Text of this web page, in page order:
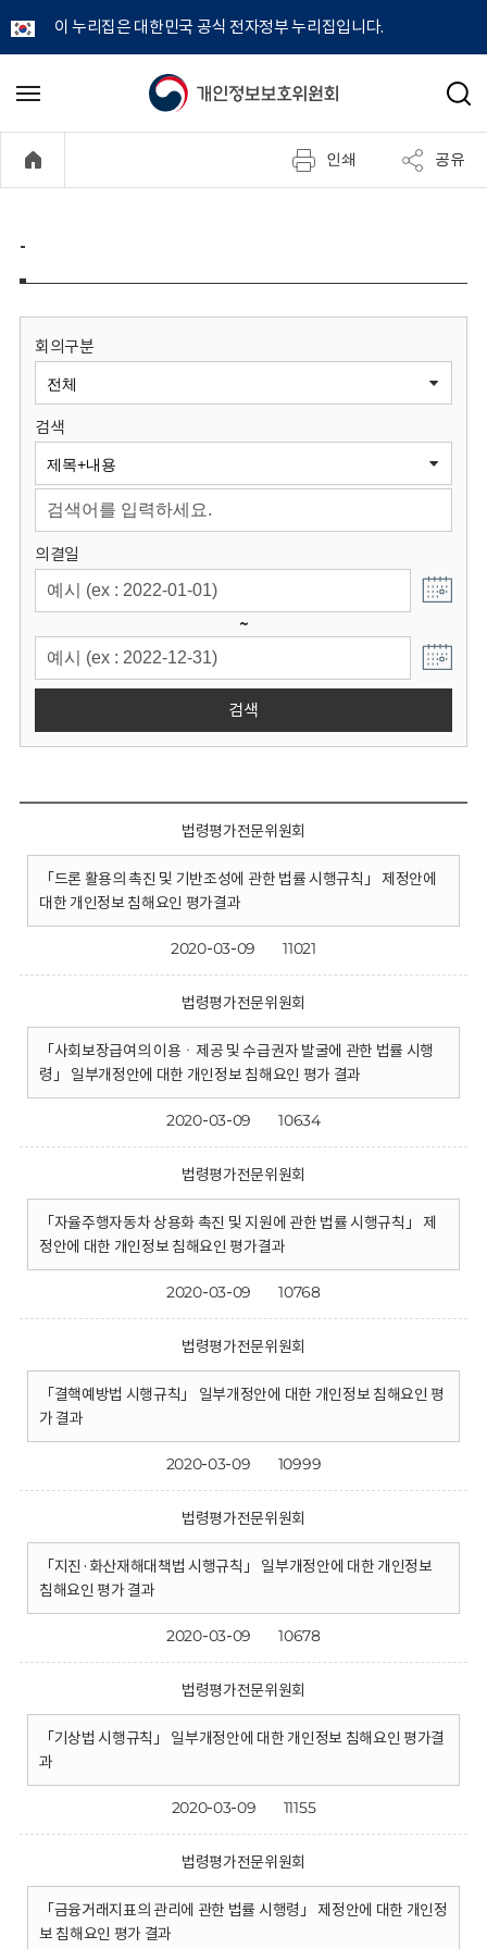
이 누리집은 대한민국 공식 전자정부 누리집입니다.
개
정
보
원
회
메
기
검
인쇄 공유
-
회의구분
검색
의결일
~
검색
법령평가전문위원회
「드론 활용의 촉진 및 기반조성에 관한 법률 시행규칙」 제정안에
대한 개인정보 침해요인 평가결과
2020-03-09 11021
법령평가전문위원회
「사회보장급여의 이용ㆍ제공 및 수급권자 발굴에 관한 법률 시행
령」 일부개정안에 대한 개인정보 침해요인 평가 결과
2020-03-09 10634
법령평가전문위원회
「자율주행자동차 상용화 촉진 및 지원에 관한 법률 시행규칙」 제
정안에 대한 개인정보 침해요인 평가결과
2020-03-09 10768
법령평가전문위원회
「결핵예방법 시행규칙」 일부개정안에 대한 개인정보 침해요인 평
가 결과
2020-03-09 10999
법령평가전문위원회
「지진·화산재해대책법 시행규칙」 일부개정안에 대한 개인정보
침해요인 평가 결과
2020-03-09 10678
법령평가전문위원회
「기상법 시행규칙」 일부개정안에 대한 개인정보 침해요인 평가결
과
2020-03-09 11155
법령평가전문위원회
「금융거래지표의 관리에 관한 법률 시행령」 제정안에 대한 개인정
보 침해요인 평가 결과